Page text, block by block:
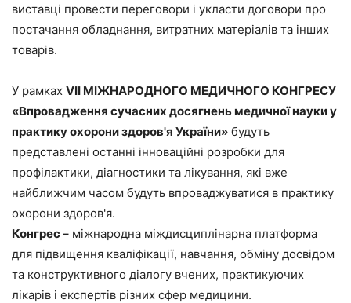
виставці провести переговори і укласти договори про
постачання обладнання, витратних матеріалів та інших
товарів.
У рамках VII МІЖНАРОДНОГО МЕДИЧНОГО КОНГРЕСУ
«Впровадження сучасних досягнень медичної науки у
практику охорони здоров'я України» будуть
представлені останні інноваційні розробки для
профілактики, діагностики та лікування, які вже
найближчим часом будуть впроваджуватися в практику
охорони здоров'я.
Конгрес – міжнародна міждисциплінарна платформа
для підвищення кваліфікації, навчання, обміну досвідом
та конструктивного діалогу вчених, практикуючих
лікарів і експертів різних сфер медицини.